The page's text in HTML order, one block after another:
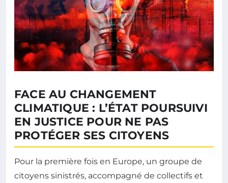
FACE AU CHANGEMENT
CLIMATIQUE : L’ÉTAT POURSUIVI
EN JUSTICE POUR NE PAS
PROTÉGER SES CITOYENS
Pour la première fois en Europe, un groupe de
citoyens sinistrés, accompagné de collectifs et